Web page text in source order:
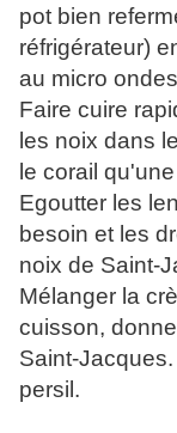
pot bien
réfrigérateur)
au micro
Faire cuire
les noix dans
le corail
Egoutter les
besoin et les
noix de Saint-
Mélanger la
cuisson,
Saint-
persil.